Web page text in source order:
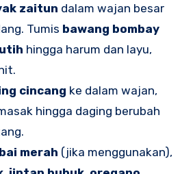
zaitun dalam wajan besar
Tumis bawang bombay
hingga harum dan layu,
cincang ke dalam wajan,
hingga daging berubah
merah (jika menggunakan),